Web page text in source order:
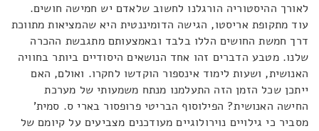
לאורך ההיסטוריה הורגלנו לחשוב שלאדם יש חמישה חושים.
עוד מתקופת אריסטו, הגישה הדומיננטית היא שהמציאות מתווכת
דרך חמשת החושים הללו בלבד ובאמצעותם מתגבשת ההכרה
שלנו. מטבע הדברים זהו אחד הנושאים היסודיים ביותר בחוויה
האנושית, ושעות לימוד אינספור הוקדשו לחקרו. ואולם, האם
ייתכן שכל הזמן הזה התעלמנו מנתח משמעותי של מערכת
החישה האנושית? הפילוסוף הבריטי פרופסור בארי ס. סמית'
מסביר כי גילויים נוירולוגיים מעודכנים מצביעים על קיומם של